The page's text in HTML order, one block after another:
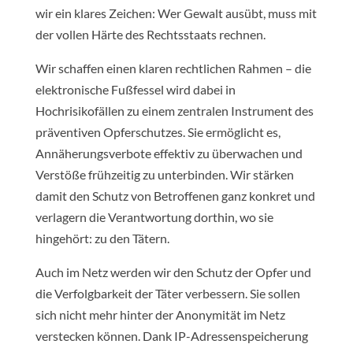
wir ein klares Zeichen: Wer Gewalt ausübt, muss mit
der vollen Härte des Rechtsstaats rechnen.
Wir schaffen einen klaren rechtlichen Rahmen – die
elektronische Fußfessel wird dabei in
Hochrisikofällen zu einem zentralen Instrument des
präventiven Opferschutzes. Sie ermöglicht es,
Annäherungsverbote effektiv zu überwachen und
Verstöße frühzeitig zu unterbinden. Wir stärken
damit den Schutz von Betroffenen ganz konkret und
verlagern die Verantwortung dorthin, wo sie
hingehört: zu den Tätern.
Auch im Netz werden wir den Schutz der Opfer und
die Verfolgbarkeit der Täter verbessern. Sie sollen
sich nicht mehr hinter der Anonymität im Netz
verstecken können. Dank IP-Adressenspeicherung